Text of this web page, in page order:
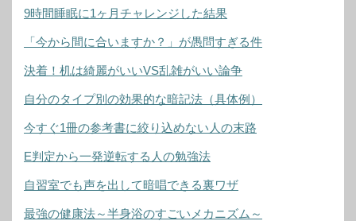
9時間睡眠に1ヶ月チャレンジした結果
「今から間に合いますか？」が愚問すぎる件
決着！机は綺麗がいいVS乱雑がいい論争
自分のタイプ別の効果的な暗記法（具体例）
今すぐ1冊の参考書に絞り込めない人の末路
E判定から一発逆転する人の勉強法
自習室でも声を出して暗唱できる裏ワザ
最強の健康法～半身浴のすごいメカニズム～